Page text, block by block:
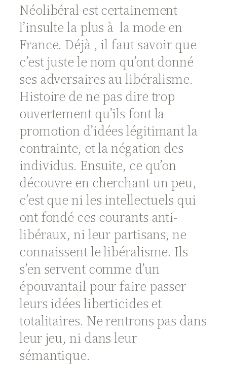
Néolibéral est certainement
l’insulte la plus à la mode en
France. Déjà , il faut savoir que
c’est juste le nom qu’ont donné
ses adversaires au libéralisme.
Histoire de ne pas dire trop
ouvertement qu’ils font la
promotion d’idées légitimant la
contrainte, et la négation des
individus. Ensuite, ce qu’on
découvre en cherchant un peu,
c’est que ni les intellectuels qui
ont fondé ces courants anti-
libéraux, ni leur partisans, ne
connaissent le libéralisme. Ils
s’en servent comme d’un
épouvantail pour faire passer
leurs idées liberticides et
totalitaires. Ne rentrons pas dans
leur jeu, ni dans leur
sémantique.